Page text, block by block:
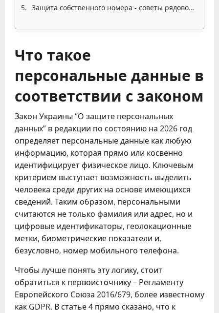
Защита собственного номера - советы рядовому гражданину
Что такое
персональные данные в
соответствии с законом
Закон Украины “О защите персональных
данных” в редакции по состоянию на 2026 год
определяет персональные данные как любую
информацию, которая прямо или косвенно
идентифицирует физическое лицо. Ключевым
критерием выступает возможность выделить
человека среди других на основе имеющихся
сведений. Таким образом, персональными
считаются не только фамилия или адрес, но и
цифровые идентификаторы, геолокационные
метки, биометрические показатели и,
безусловно, номер мобильного телефона.
Чтобы лучше понять эту логику, стоит
обратиться к первоисточнику – Регламенту
Европейского Союза 2016/679, более известному
как GDPR. В статье 4 прямо сказано, что к